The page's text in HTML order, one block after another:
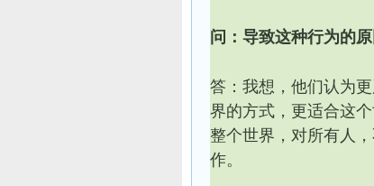
问：导致这种行为的
答：我想，他们认为
界的方式， 更适合这
整个世界，对所有人
作。